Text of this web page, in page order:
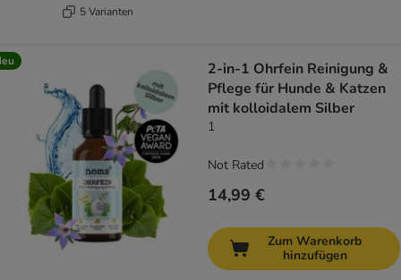
5 Varianten
2-in-1 Ohrfein Reinigung &
Pflege für Hunde & Katzen
mit kolloidalem Silber
1
14,99 €
Not Rated
Zum Warenkorb
hinzufügen